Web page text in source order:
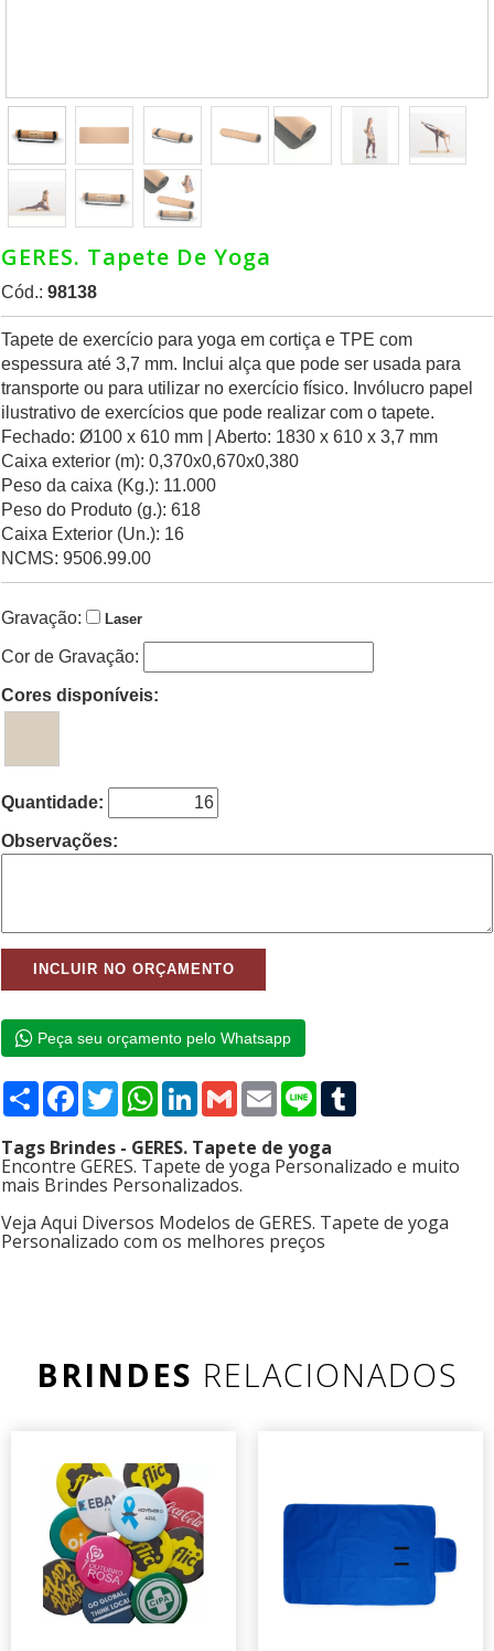
GERES. Tapete De Yoga
Cód.: 98138
Tapete de exercício para yoga em cortiça e TPE com
espessura até 3,7 mm. Inclui alça que pode ser usada para
transporte ou para utilizar no exercício físico. Invólucro papel
ilustrativo de exercícios que pode realizar com o tapete.
Fechado: Ø100 x 610 mm | Aberto: 1830 x 610 x 3,7 mm
Caixa exterior (m): 0,370x0,670x0,380
Peso da caixa (Kg.): 11.000
Peso do Produto (g.): 618
Caixa Exterior (Un.): 16
NCMS: 9506.99.00
Gravação: Laser
Cor de Gravação:
Cores disponíveis:
Quantidade:
Observações:
Peça seu orçamento pelo Whatsapp
Compartilhar
Facebook
TwitterWhatsApp
LinkedIn
GmailEmailLine
Tags Brindes - GERES. Tapete de yoga
Encontre GERES. Tapete de yoga Personalizado e muito
mais Brindes Personalizados.
Veja Aqui Diversos Modelos de GERES. Tapete de yoga
Personalizado com os melhores preços
BRINDES RELACIONADOS